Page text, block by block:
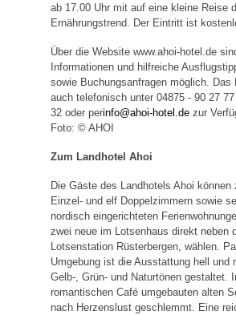
ab 17.00 Uhr mit auf eine kleine Reise
Ernährungstrend. Der Eintritt ist
Über die Website www.ahoi-hotel.de
Informationen und hilfreiche
sowie Buchungsanfragen möglich. Das
auch telefonisch unter 04875 - 90 27
32 oder perinfo@ahoi-hotel.de zur
Foto: © AHOI
Zum Landhotel Ahoi
Die Gäste des Landhotels Ahoi können
Einzel- und elf Doppelzimmern sowie
nordisch eingerichteten
zwei neue im Lotsenhaus direkt neben
Lotsenstation Rüsterbergen, wählen.
Umgebung ist die Ausstattung hell und
Gelb-, Grün- und Naturtönen gestaltet.
romantischen Café umgebauten alten
nach Herzenslust geschlemmt. Eine